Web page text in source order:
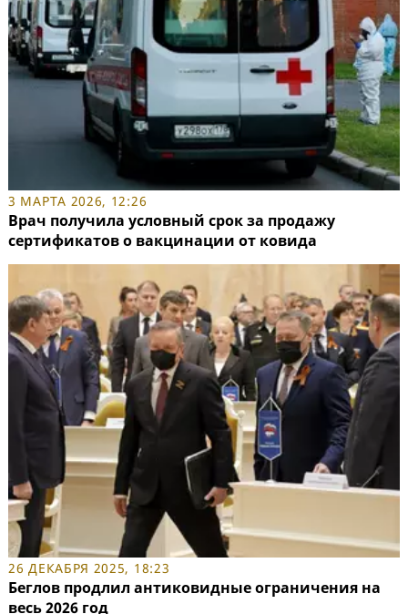
3 МАРТА 2026, 12:26
Врач получила условный срок за продажу
сертификатов о вакцинации от ковида
26 ДЕКАБРЯ 2025, 18:23
Беглов продлил антиковидные ограничения на
весь 2026 год